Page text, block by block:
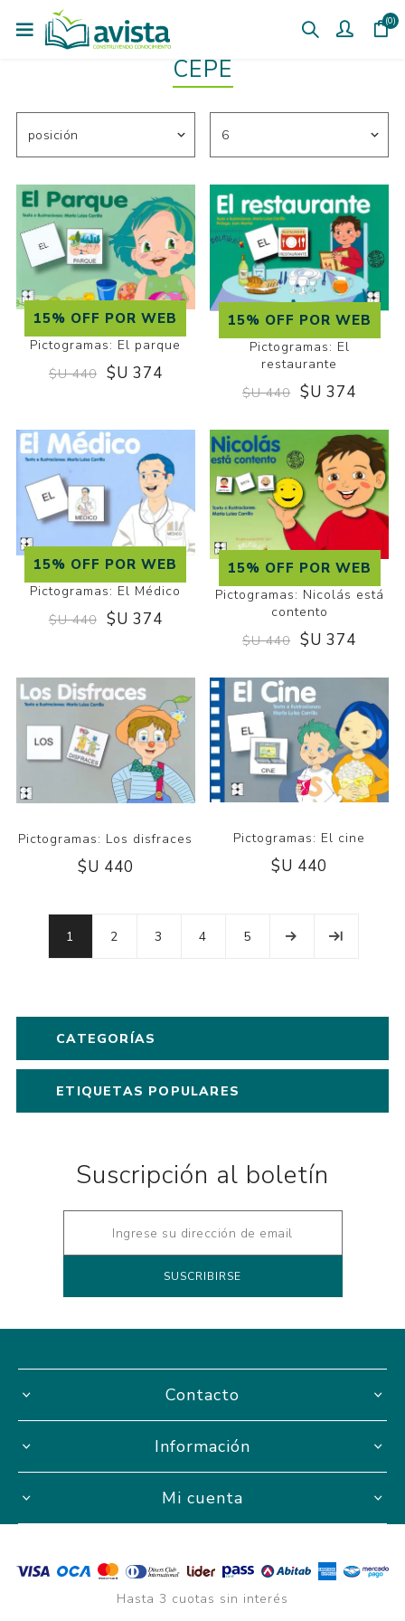
(0)
CEPE
15% OFF POR WEB
Pictogramas: El parque
$U 440 $U 374
15% OFF POR WEB
Pictogramas: El
restaurante
$U 440 $U 374
15% OFF POR WEB
Pictogramas: El Médico
$U 440 $U 374
15% OFF POR WEB
Pictogramas: Nicolás está
contento
$U 440 $U 374
Pictogramas: Los disfraces
$U 440
Pictogramas: El cine
$U 440
1 2 3 4 5
CATEGORÍAS
ETIQUETAS POPULARES
Suscripción al boletín
Contacto
Información
Mi cuenta
Hasta 3 cuotas sin interés